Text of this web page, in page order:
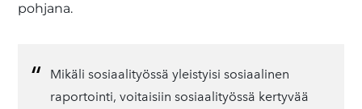
pohjana.
Mikäli sosiaalityössä yleistyisi sosiaalinen
raportointi, voitaisiin sosiaalityössä kertyvää